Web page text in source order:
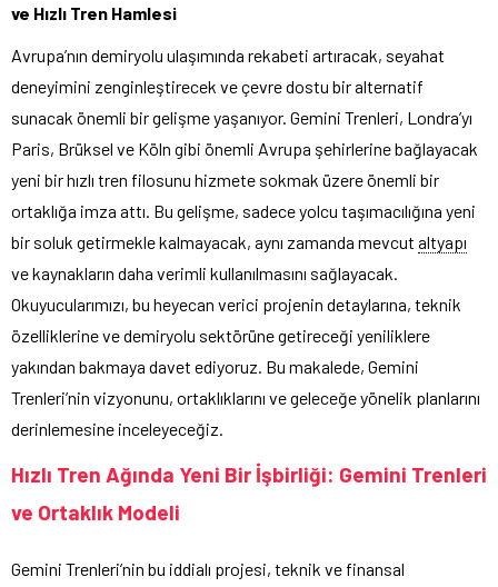
ve Hızlı Tren Hamlesi
Avrupa’nın demiryolu ulaşımında rekabeti artıracak, seyahat
deneyimini zenginleştirecek ve çevre dostu bir alternatif
sunacak önemli bir gelişme yaşanıyor. Gemini Trenleri, Londra’yı
Paris, Brüksel ve Köln gibi önemli Avrupa şehirlerine bağlayacak
yeni bir hızlı tren filosunu hizmete sokmak üzere önemli bir
ortaklığa imza attı. Bu gelişme, sadece yolcu taşımacılığına yeni
bir soluk getirmekle kalmayacak, aynı zamanda mevcut altyapı
ve kaynakların daha verimli kullanılmasını sağlayacak.
Okuyucularımızı, bu heyecan verici projenin detaylarına, teknik
özelliklerine ve demiryolu sektörüne getireceği yeniliklere
yakından bakmaya davet ediyoruz. Bu makalede, Gemini
Trenleri’nin vizyonunu, ortaklıklarını ve geleceğe yönelik planlarını
derinlemesine inceleyeceğiz.
Hızlı Tren Ağında Yeni Bir İşbirliği: Gemini Trenleri
ve Ortaklık Modeli
Gemini Trenleri’nin bu iddialı projesi, teknik ve finansal